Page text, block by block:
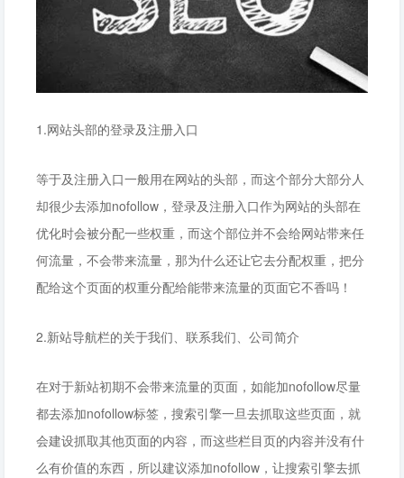
1.网站头部的登录及注册入口
等于及注册入口一般用在网站的头部，而这个部分大部分人
却很少去添加nofollow，登录及注册入口作为网站的头部在
优化时会被分配一些权重，而这个部位并不会给网站带来任
何流量，不会带来流量，那为什么还让它去分配权重，把分
配给这个页面的权重分配给能带来流量的页面它不香吗！
2.新站导航栏的关于我们、联系我们、公司简介
在对于新站初期不会带来流量的页面，如能加nofollow尽量
都去添加nofollow标签，搜索引擎一旦去抓取这些页面，就
会建设抓取其他页面的内容，而这些栏目页的内容并没有什
么有价值的东西，所以建议添加nofollow，让搜索引擎去抓